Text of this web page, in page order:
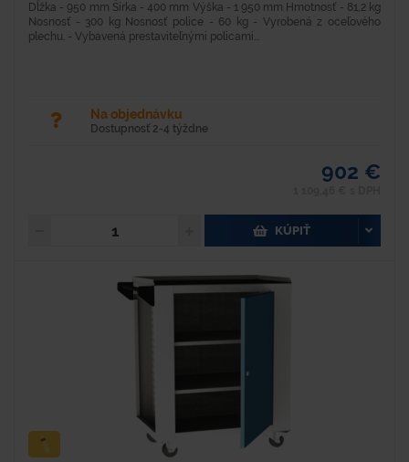
Dĺžka - 950 mm Šírka - 400 mm Výška - 1 950 mm Hmotnosť - 81,2 kg
Nosnosť - 300 kg Nosnosť police - 60 kg - Vyrobená z oceľového
plechu. - Vybavená prestaviteľnými policami...
Na objednávku
Dostupnosť 2-4 týždne
902 €
KÚPIŤ